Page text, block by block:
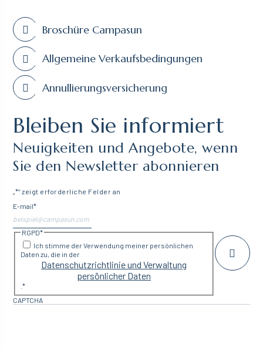
Broschüre Campasun
Allgemeine Verkaufsbedingungen
Annullierungsversicherung
Bleiben Sie informiert
Neuigkeiten und Angebote, wenn
Sie den Newsletter abonnieren
„*“ zeigt erforderliche Felder an
E-mail*
RGPD*
Ich stimme der Verwendung meiner persönlichen
Daten zu, die in der
Datenschutzrichtlinie und Verwaltung
persönlicher Daten
.*
CAPTCHA